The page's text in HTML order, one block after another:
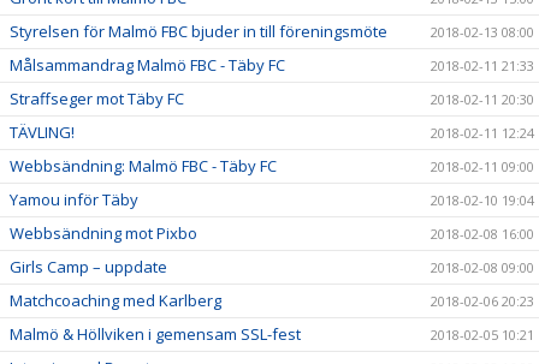
Styrelsen för Malmö FBC bjuder in till föreningsmöte 2018-02-13 08:00
Målsammandrag Malmö FBC - Täby FC 2018-02-11 21:33
Straffseger mot Täby FC 2018-02-11 20:30
TÄVLING! 2018-02-11 12:24
Webbsändning: Malmö FBC - Täby FC 2018-02-11 09:00
Yamou inför Täby 2018-02-10 19:04
Webbsändning mot Pixbo 2018-02-08 16:00
Girls Camp – uppdate 2018-02-08 09:00
Matchcoaching med Karlberg 2018-02-06 20:23
Malmö & Höllviken i gemensam SSL-fest 2018-02-05 10:21